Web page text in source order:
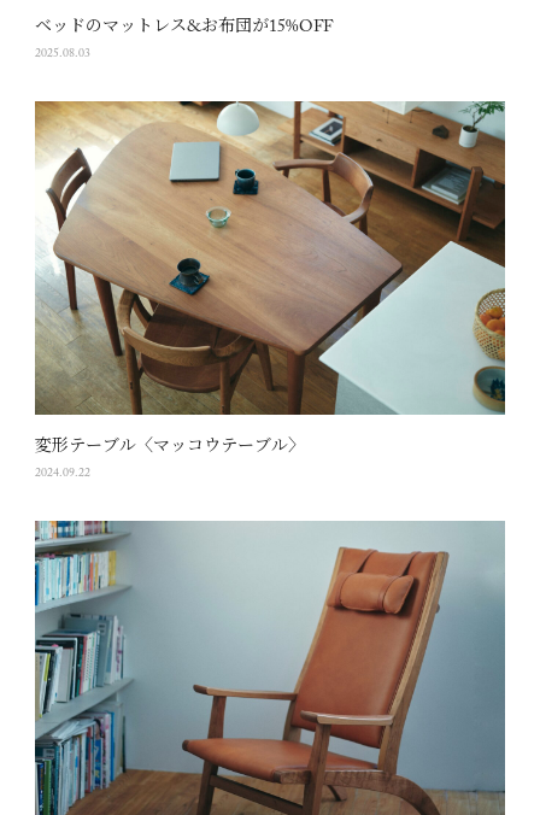
ベッドのマットレス&お布団が15%OFF
2025.08.03
変形テーブル〈マッコウテーブル〉
2024.09.22